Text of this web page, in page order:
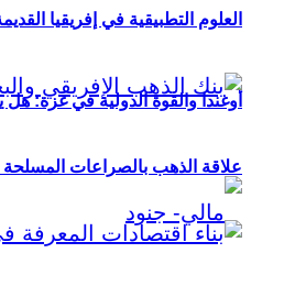
أوغندا والقوة الدولية في غزة:
العلوم التطبيقية في إفريقيا
علاقة الذهب بالصراعات المسلحة